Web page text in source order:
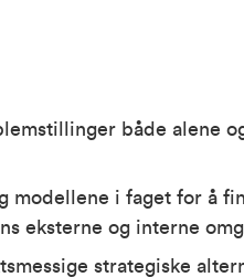
både alene
modellene i faget for å
eksterne og interne
strategiske